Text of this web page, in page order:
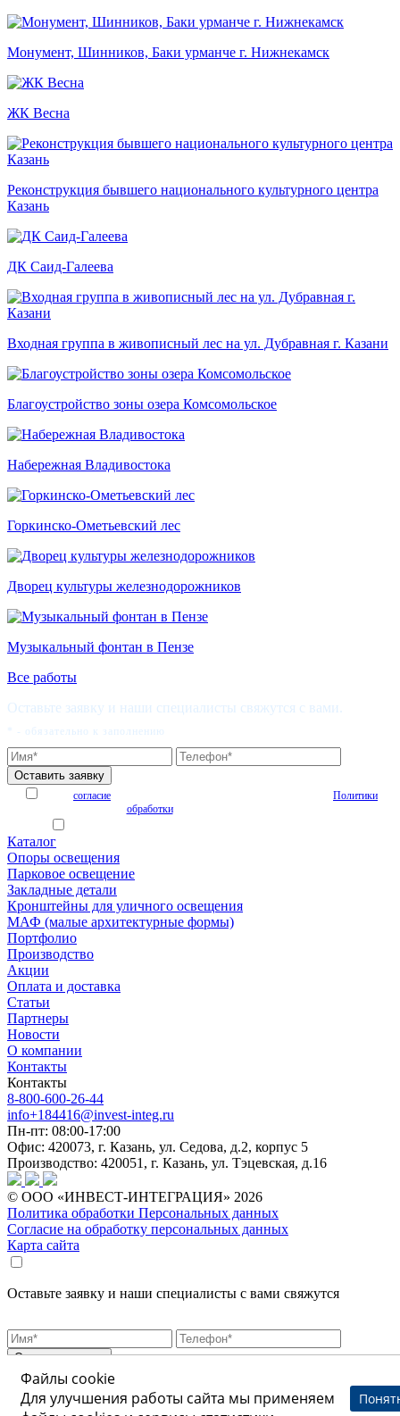
Монумент, Шинников, Баки урманче г. Нижнекамск
ЖК Весна
Реконструкция бывшего национального культурного центра
Казань
ДК Саид-Галеева
Входная группа в живописный лес на ул. Дубравная г. Казани
Благоустройство зоны озера Комсомольское
Набережная Владивостока
Горкинско-Ометьевский лес
Дворец культуры железнодорожников
Музыкальный фонтан в Пензе
Все работы
Оставьте заявку и наши специалисты свяжутся с вами.
* - обязательно к заполнению
согласие
Политики
обработкиперсональных данных
Каталог
Опоры освещения
Парковое освещение
Закладные детали
Кронштейны для уличного освещения
МАФ (малые архитектурные формы)
Портфолио
Производство
Акции
Оплата и доставка
Статьи
Партнеры
Новости
О компании
Контакты
Контакты
8-800-600-26-44
info+184416@invest-integ.ru
Пн-пт: 08:00-17:00
Офис: 420073, г. Казань, ул. Седова, д.2, корпус 5
Производство: 420051, г. Казань, ул. Тэцевская, д.16
© ООО «ИНВЕСТ-ИНТЕГРАЦИЯ» 2026
Политика обработки Персональных данных
Согласие на обработку персональных данных
Карта сайта
Файлы cookie
Для улучшения работы сайта мы применяем
Оставьте заявку и наши специалисты с вами свяжутся
Я даюсогласиена обработку персональных данных на условиях
обработки
персональных данных
Я согласен получать рекламные и информационные материалы